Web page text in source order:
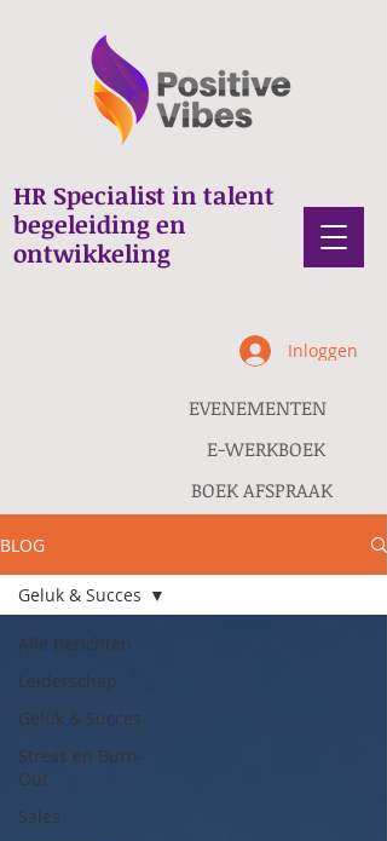
HR Specialist in talent
begeleiding en
ontwikkeling
BOEK AFSPRAAK
E-WERKBOEK
Inloggen
EVENEMENTEN
BLOG
Alle berichten
Leiderschap
Geluk & Succes
Stress en Burn-
Out
Sales
Geluk & Succes